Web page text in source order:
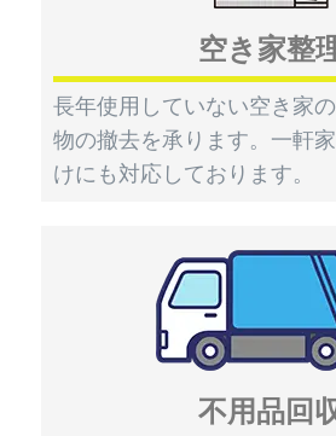
空き家整
長年使用していない空き家
物の撤去を承ります。一軒
けにも対応しております。
不用品回